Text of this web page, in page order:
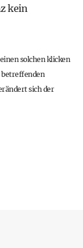
kein
solchen klicken
betreffenden
sich der